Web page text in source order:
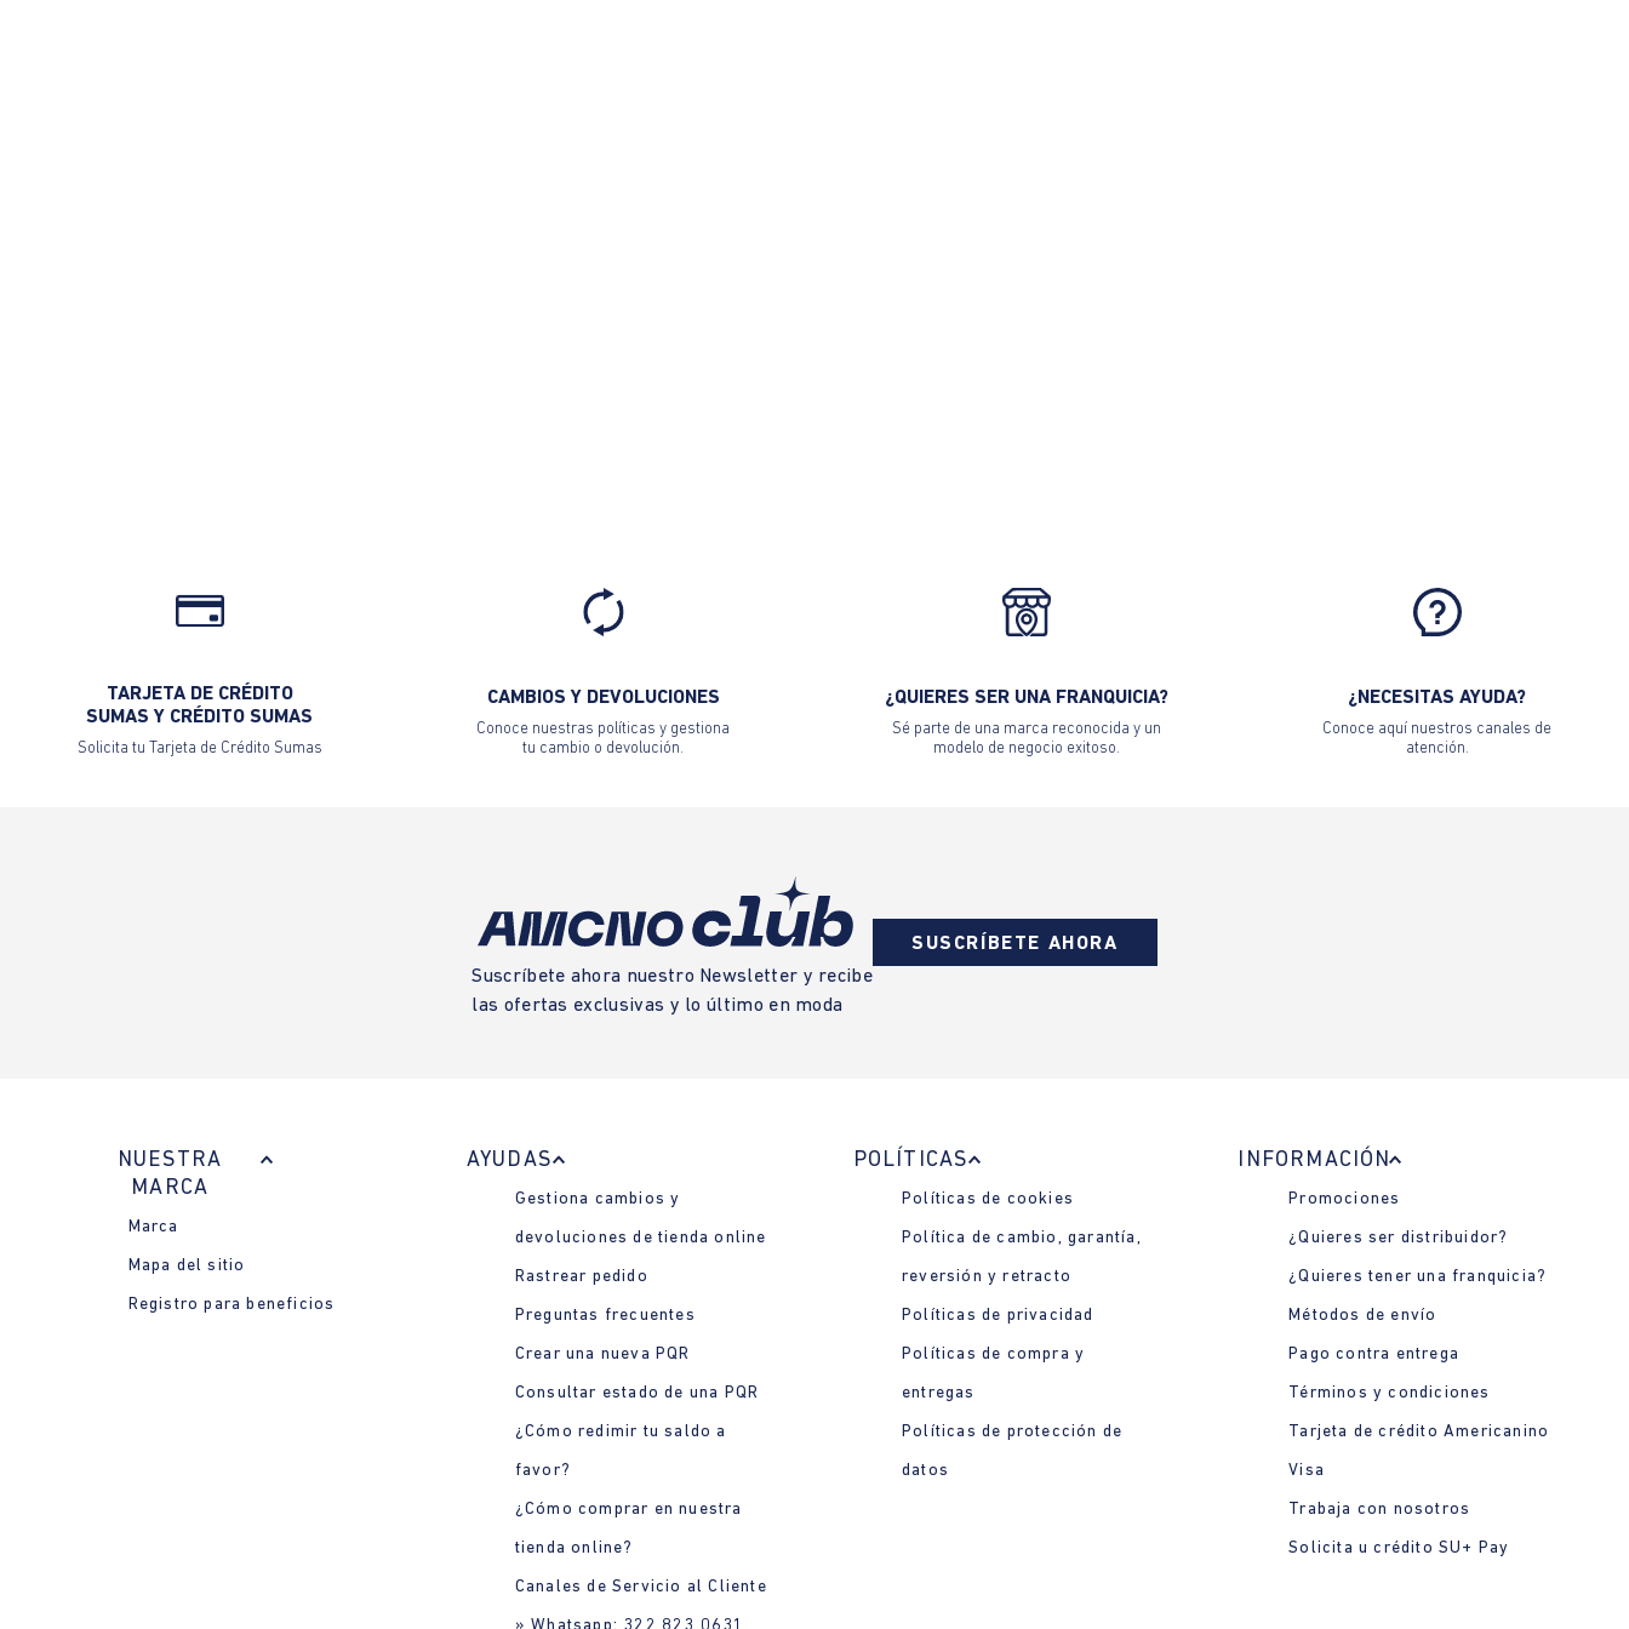
TARJETA DE CRÉDITO
SUMAS Y CRÉDITO SUMAS
Solicita tu Tarjeta de Crédito Sumas
CAMBIOS Y DEVOLUCIONES
Conoce nuestras políticas y gestiona
tu cambio o devolución.
¿QUIERES SER UNA FRANQUICIA?
Sé parte de una marca reconocida y un
modelo de negocio exitoso.
¿NECESITAS AYUDA?
Conoce aquí nuestros canales de
atención.
Suscríbete ahora nuestro Newsletter y recibe
las ofertas exclusivas y lo último en moda
SUSCRÍBETE AHORA
NUESTRA
MARCA
Marca
Mapa del sitio
Registro para beneficios
AYUDAS
Gestiona cambios y
devoluciones de tienda online
Rastrear pedido
Preguntas frecuentes
Crear una nueva PQR
Consultar estado de una PQR
¿Cómo redimir tu saldo a
favor?
¿Cómo comprar en nuestra
tienda online?
Canales de Servicio al Cliente
POLÍTICAS
Políticas de cookies
Política de cambio, garantía,
reversión y retracto
Políticas de privacidad
Políticas de compra y
entregas
Políticas de protección de
datos
INFORMACIÓN
Promociones
¿Quieres ser distribuidor?
¿Quieres tener una franquicia?
Métodos de envío
Pago contra entrega
Términos y condiciones
Tarjeta de crédito Americanino
Visa
Trabaja con nosotros
Solicita u crédito SU+ Pay